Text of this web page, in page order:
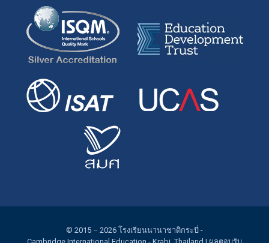
© 2015 – 2026 โรงเรียนนานาชาติกระบี่ -